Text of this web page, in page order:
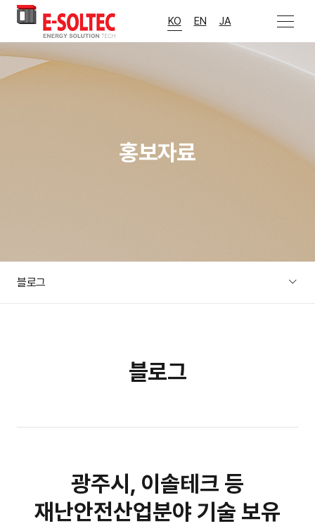
KO EN JA 메뉴 열기
홍보자료
블로그
블로그
광주시, 이솔테크 등
재난안전산업분야 기술 보유